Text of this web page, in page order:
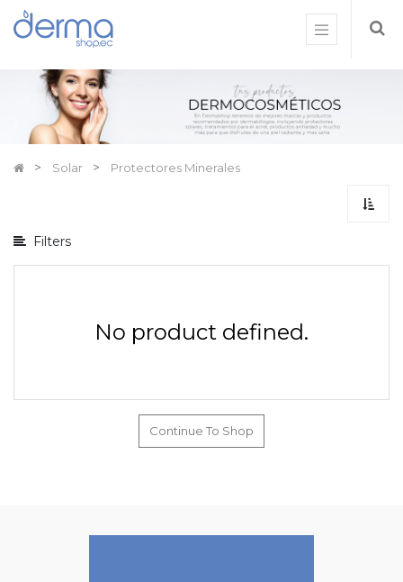
Solar Protectores Minerales
Filters
Mostrar
opciones
Mostrar
categorías
No product defined.
Continue To Shop